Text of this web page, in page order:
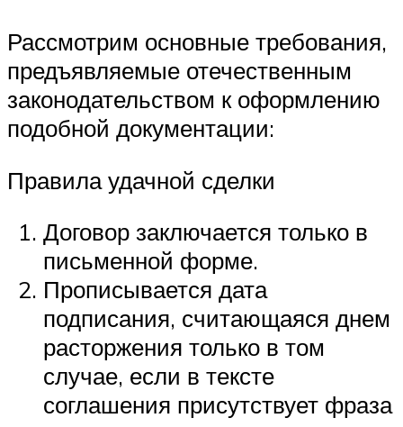
Рассмотрим основные требования,
предъявляемые отечественным
законодательством к оформлению
подобной документации:
Правила удачной сделки
Договор заключается только в
письменной форме.
Прописывается дата
подписания, считающаяся днем
расторжения только в том
случае, если в тексте
соглашения присутствует фраза